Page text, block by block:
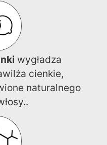
wygładza
cienkie,
naturalnego